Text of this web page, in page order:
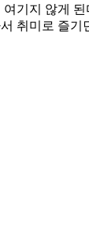
기지 않게
취미로 즐